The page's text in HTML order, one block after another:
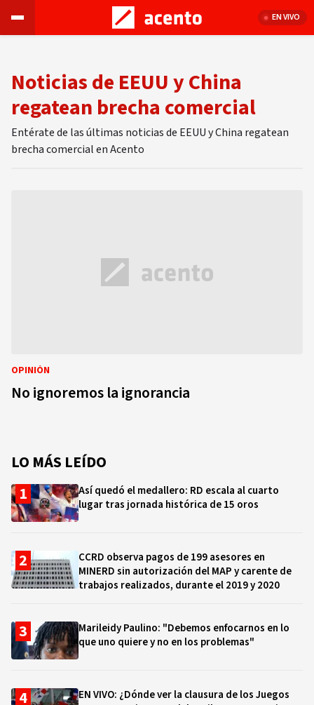
EN VIVO
Noticias de EEUU y China
regatean brecha comercial
Entérate de las últimas noticias de EEUU y China regatean
brecha comercial en Acento
OPINIÓN
No ignoremos la ignorancia
LO MÁS LEÍDO
Así quedó el medallero: RD escala al cuarto
lugar tras jornada histórica de 15 oros
CCRD observa pagos de 199 asesores en
MINERD sin autorización del MAP y carente de
trabajos realizados, durante el 2019 y 2020
Marileidy Paulino: "Debemos enfocarnos en lo
que uno quiere y no en los problemas"
EN VIVO: ¿Dónde ver la clausura de los Juegos